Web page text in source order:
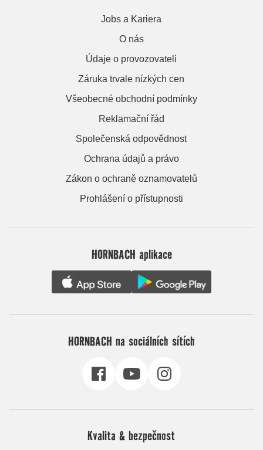
Jobs a Kariera
O nás
Údaje o provozovateli
Záruka trvale nízkých cen
Všeobecné obchodní podmínky
Reklamační řád
Společenská odpovědnost
Ochrana údajů a právo
Zákon o ochraně oznamovatelů
Prohlášení o přístupnosti
HORNBACH aplikace
HORNBACH na sociálních sítích
Kvalita & bezpečnost